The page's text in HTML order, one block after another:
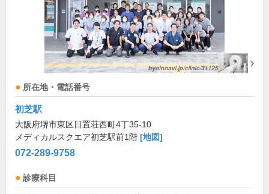
所在地・電話番号
初芝駅
大阪府堺市東区日置荘西町4丁35-10
メディカルスクエア初芝駅前1階 [地図]
072-289-9758
診療科目